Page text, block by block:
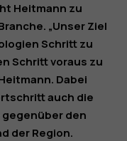
Heitmann zu
„Unser Ziel
Schritt zu
Schritt voraus zu
Dabei
auch die
gegenüber den
der Region.